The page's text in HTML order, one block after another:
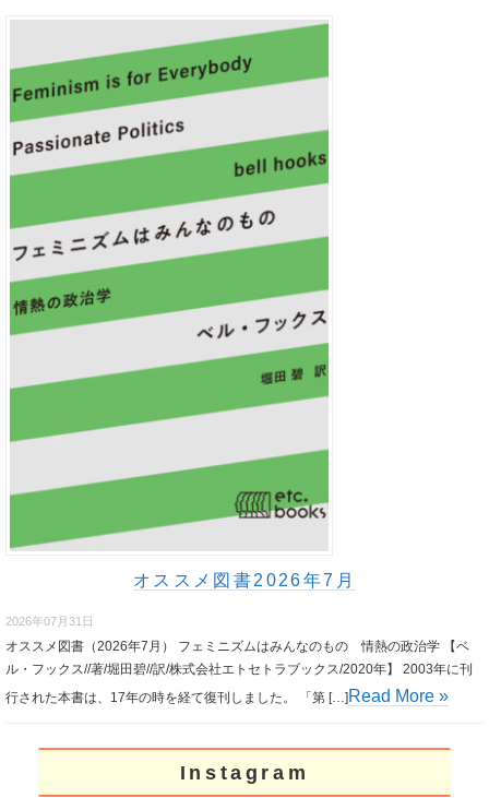
オススメ図書2026年7月
2026年07月31日
オススメ図書（2026年7月） フェミニズムはみんなのもの 情熱の政治学 【ベ
ル・フックス//著/堀田碧//訳/株式会社エトセトラブックス/2020年】 2003年に刊
行された本書は、17年の時を経て復刊しました。 「第 […] Read More »
Instagram